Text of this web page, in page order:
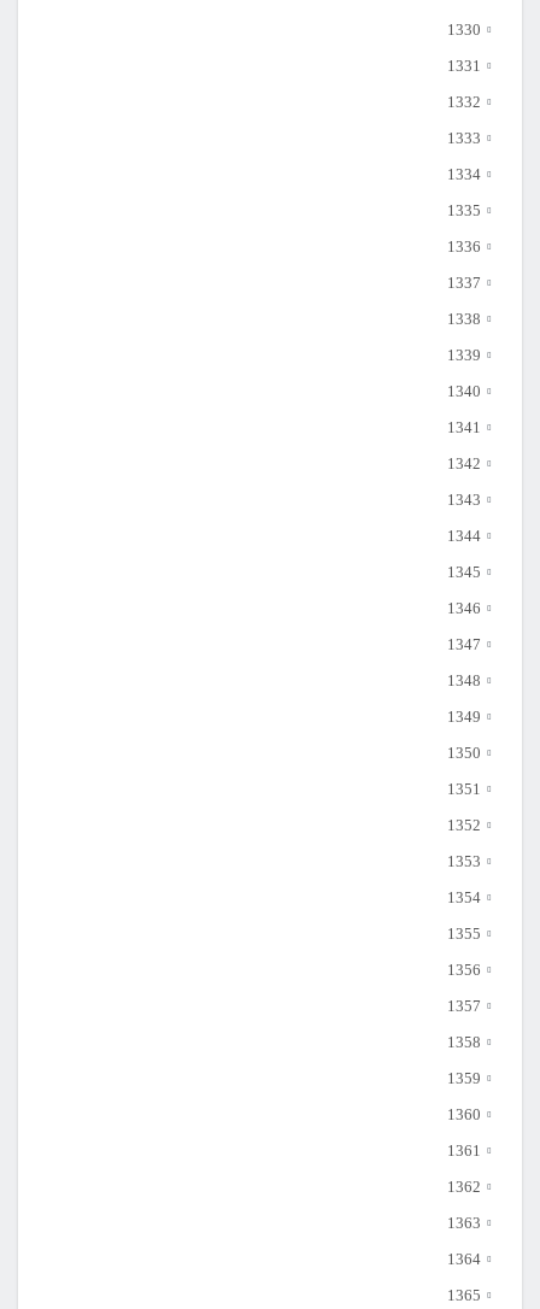
1330
1331
1332
1333
1334
1335
1336
1337
1338
1339
1340
1341
1342
1343
1344
1345
1346
1347
1348
1349
1350
1351
1352
1353
1354
1355
1356
1357
1358
1359
1360
1361
1362
1363
1364
1365